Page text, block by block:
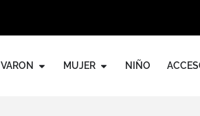
VARON MUJER NIÑO